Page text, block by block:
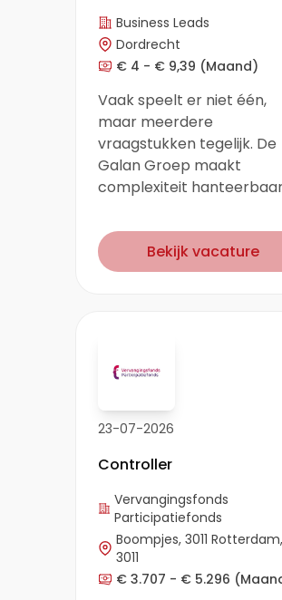
Business Leads
Dordrecht
€ 4 - € 9,39 (Maand)
Vaak speelt er niet één,
maar meerdere
vraagstukken tegelijk. De
Galan Groep maakt
complexiteit
Bekijk vacature
23-07-2026
Controller
Vervangingsfonds
Participatiefonds
Boompjes, 3011 Rotterdam,
3011
€ 3.707 - € 5.296